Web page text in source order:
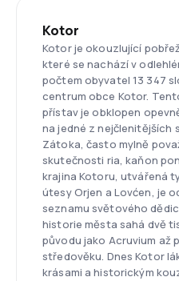
Kotor
Kotor je okouzlující
které se nachází v
počtem obyvatel 13 347
centrum obce Kotor.
přístav je obklopen
na jedné z nejčlenitějších
Zátoka, často mylně
skutečnosti ria, kaňon
krajina Kotoru, utvářená
útesy Orjen a Lovćen, je
seznamu světového
historie města sahá dvě
původu jako Acruvium až
středověku. Dnes Kotor
krásami a historickým